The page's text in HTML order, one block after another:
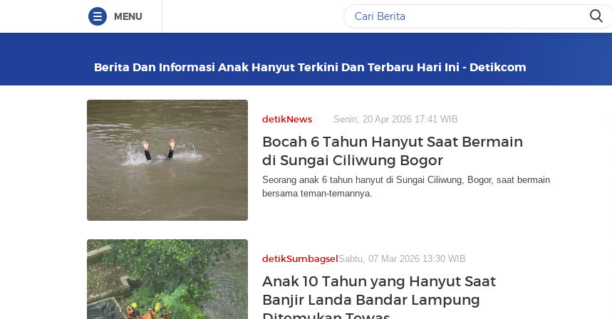
MENU
Berita Dan Informasi Anak Hanyut Terkini Dan Terbaru Hari Ini - Detikcom
detikNews Senin, 20 Apr 2026 17:41 WIB
Bocah 6 Tahun Hanyut Saat Bermain
di Sungai Ciliwung Bogor
Seorang anak 6 tahun hanyut di Sungai Ciliwung, Bogor, saat bermain
bersama teman-temannya.
detikSumbagselSabtu, 07 Mar 2026 13:30 WIB
Anak 10 Tahun yang Hanyut Saat
Banjir Landa Bandar Lampung